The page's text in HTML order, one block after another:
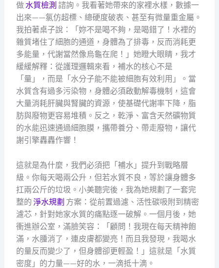
做水質檢測 諮詢。我看著她帶來的家裡水樣，數據一
出來——氯仿超標、總硬度破表、甚至有微量重金屬。
我拍著桌子說：「妳不是喝不夠，是喝錯了！水裡的
雜質堵住了細胞的通道，身體為了排毒，反而消耗更
多能量，代謝當然像烏龜在爬！」她瞪大眼睛，我才
緩緩解釋：從護理邏輯來看，補水的核心不是
「量」，而是「水分子能不能被細胞有效利用」。當
水質含有過多污染物，身體必須啟動解毒機制，這會
大量消耗肝臟與腎臟的資源，使基礎代謝率下降，脂
肪與廢物更容易堆積。反之，乾淨、富含天然礦物質
的水能迅速通過細胞膜，攜帶養分、帶走廢物，讓代
謝引擎轟轟作響！
這就是為什麼，我們必須把「補水」提升到戰略層
級。你每天喝兩公升，但若水質不良，等於讓身體多
扛兩公斤的垃圾。小美聽完後，我為她規劃了一套完
整的 淨水規劃 方案：從前置過濾、活性碳吸附到精密
濾芯，針對她家水質的痛點逐一破解。一個月後，她
衝進辦公室，滿臉笑容：「顧問！我現在每天精神飽
滿，水腫消了，連皮膚都變亮！而且我發現，我喝水
的量反而變少了，但身體卻更輕盈！」這就是「水質
密度」的力量——好的水，一滴抵十滴。